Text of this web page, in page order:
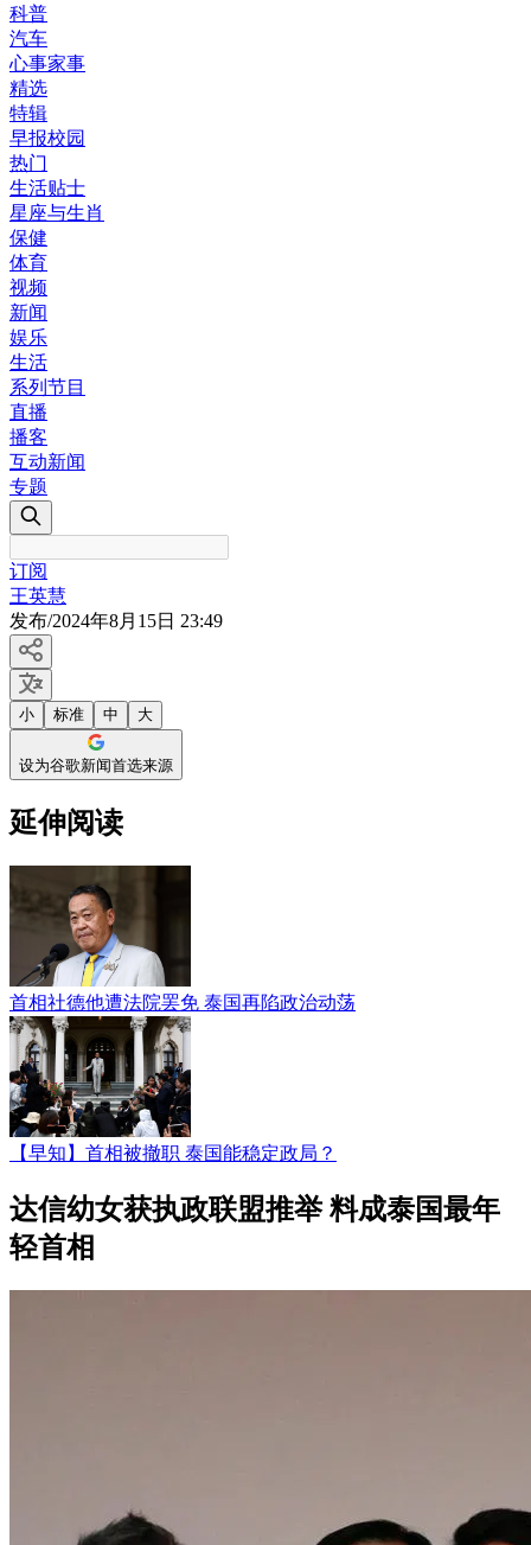
科普
汽车
心事家事
精选
特辑
早报校园
热门
生活贴士
星座与生肖
保健
体育
视频
新闻
娱乐
生活
系列节目
直播
播客
互动新闻
专题
订阅
王英慧
发布/2024年8月15日 23:49
小 标准 中 大
设为谷歌新闻首选来源
延伸阅读
首相社德他遭法院罢免 泰国再陷政治动荡
【早知】首相被撤职 泰国能稳定政局？
达信幼女获执政联盟推举 料成泰国最年
轻首相